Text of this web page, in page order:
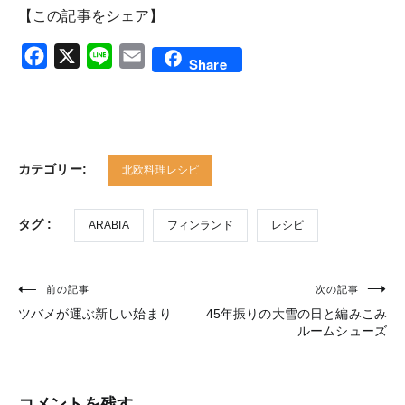
【この記事をシェア】
Facebook
X Line Email Share
カテゴリー: 北欧料理レシピ
タグ : ARABIA フィンランド レシピ
投
稿
前の記事
ツバメが運ぶ新しい始まり
次の記事
45年振りの大雪の日と編みこみ
ルームシューズ